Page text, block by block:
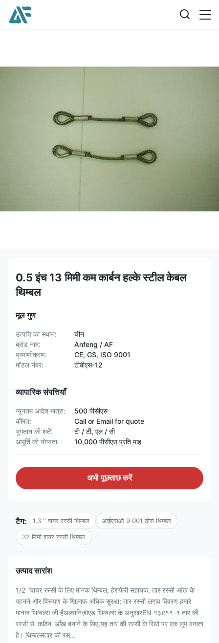
0.5 इंच 13 मिमी कम कार्बन हल्के स्टील केबल
थिम्बल
मूल गुण
उत्पत्ति का स्थान:
चीन
ब्रांड नाम:
Anfeng / AF
प्रमाणीकरण:
CE, GS, ISO 9001
मॉडल नंबर:
टीबीएस-12
व्यापारिक संपत्तियाँ
न्यूनतम आदेश मात्रा:
500 पीसीएस
कीमत:
Call or Email for quote
भुगतान की शर्तें:
टी / टी, एल / सी
आपूर्ति की योग्यता:
10,000 पीसीएस प्रति माह
अभी पूछताछ करें
टैग: 1.3 '' वायर रस्सी थिम्बल आईएसओ 9 001 ठोस थिम्बल
32 मिमी वायर रस्सी थिम्बल
उत्पाद सारांश
1/2 "वायर रस्सी के लिए मानक थिम्बल, हेराफेरी सहायक, तार रस्सी आंख के
पहनने और विरूपण के खिलाफ अधिक सुरक्षा; तार रस्सी लगाव विवरण हमारे
मानक थिम्बल्स जी हैंअल्वानिज़ोएड थिम्बल्स के अनुसारEN १३४११-१ तार की
रस्सी से 'कठिन' आँख बनाने के लिए,यह तार की रस्सी के सिरों पर एक लूप बनाता
है। थिम्बल्सतार की रस्...